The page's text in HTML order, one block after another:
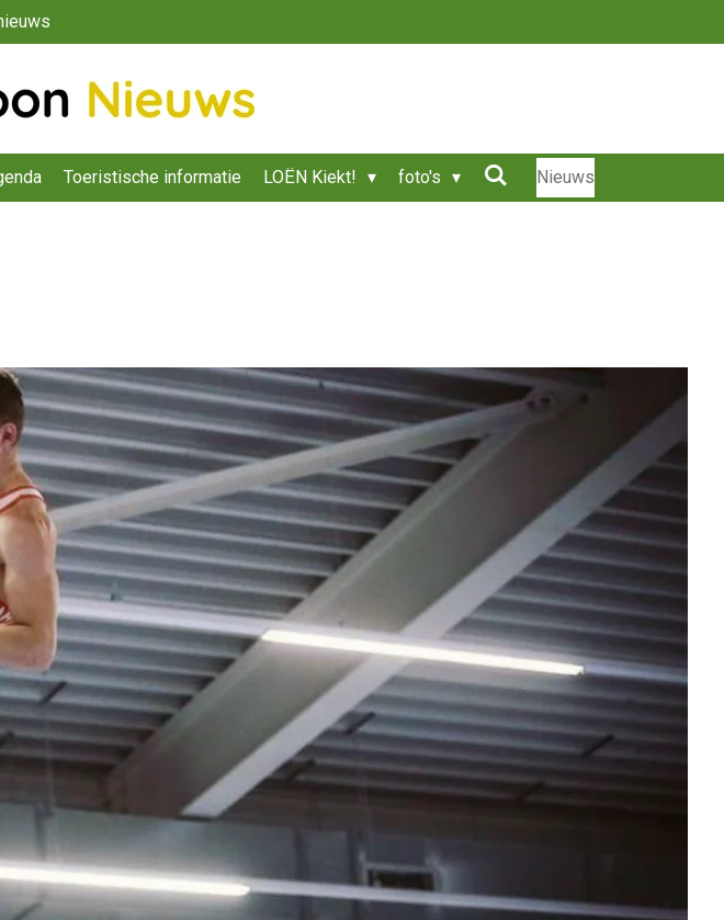
Toeristische informatie LOËN Kiekt! foto's Nieuws